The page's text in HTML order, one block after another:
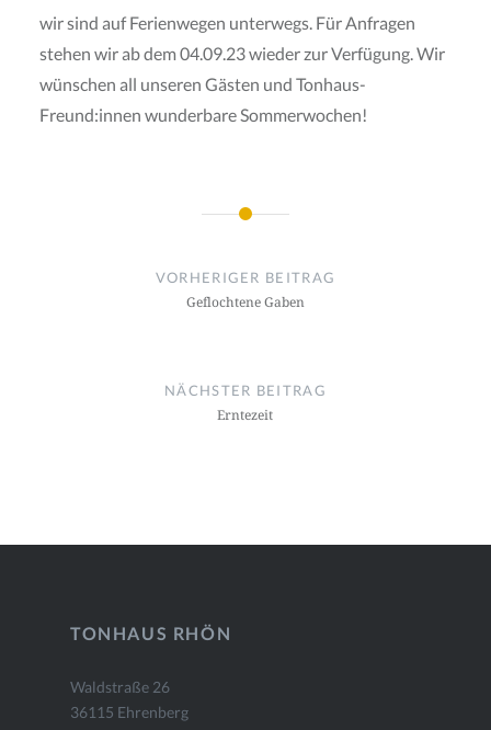
wir sind auf Ferienwegen unterwegs. Für Anfragen
stehen wir ab dem 04.09.23 wieder zur Verfügung. Wir
wünschen all unseren Gästen und Tonhaus-
Freund:innen wunderbare Sommerwochen!
Beitragsnavigation
VORHERIGER BEITRAG
Geflochtene Gaben
NÄCHSTER BEITRAG
Erntezeit
TONHAUS RHÖN
Waldstraße 26
36115 Ehrenberg